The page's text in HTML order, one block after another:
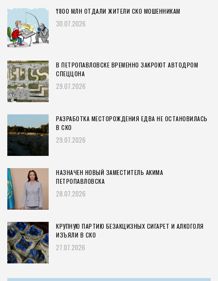
₸800 МЛН ОТДАЛИ ЖИТЕЛИ СКО МОШЕННИКАМ
30.07.2026
В ПЕТРОПАВЛОВСКЕ ВРЕМЕННО ЗАКРОЮТ АВТОДРОМ
СПЕЦЦОНА
29.07.2026
РАЗРАБОТКА МЕСТОРОЖДЕНИЯ ЕДВА НЕ ОСТАНОВИЛАСЬ
В СКО
29.07.2026
НАЗНАЧЕН НОВЫЙ ЗАМЕСТИТЕЛЬ АКИМА
ПЕТРОПАВЛОВСКА
28.07.2026
КРУПНУЮ ПАРТИЮ БЕЗАКЦИЗНЫХ СИГАРЕТ И АЛКОГОЛЯ
ИЗЪЯЛИ В СКО
27.07.2026